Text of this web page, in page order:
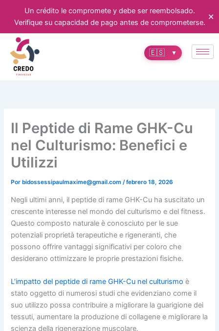
Un crédito le compromete y debe ser reembolsado.
Verifique su capacidad de pago antes de comprometerse.
✕
🇪🇸 ▼
Il Peptide di Rame GHK-Cu
nel Culturismo: Benefici e
Utilizzi
Por bidossessipaulmaxime@gmail.com/febrero 18, 2026
Negli ultimi anni, il peptide di rame GHK-Cu ha suscitato un
crescente interesse nel mondo del culturismo e del fitness.
Questo composto naturale è conosciuto per le sue
potenziali proprietà terapeutiche e rigeneranti, che
possono offrire vantaggi significativi per coloro che
desiderano ottimizzare le proprie prestazioni fisiche.
L’impatto del peptide di rame GHK-Cu nel culturismo è
stato oggetto di numerosi studi che evidenziano come il
suo utilizzo possa contribuire a migliorare la guarigione dei
tessuti, aumentare la produzione di collagene e migliorare la
scienza della rigenerazione muscolare.